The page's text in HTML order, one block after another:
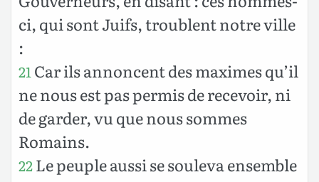
ci, qui sont Juifs, troublent notre ville
:
21 Car ils annoncent des maximes qu’il
ne nous est pas permis de recevoir, ni
de garder, vu que nous sommes
Romains.
22Le peuple aussi se souleva ensemble